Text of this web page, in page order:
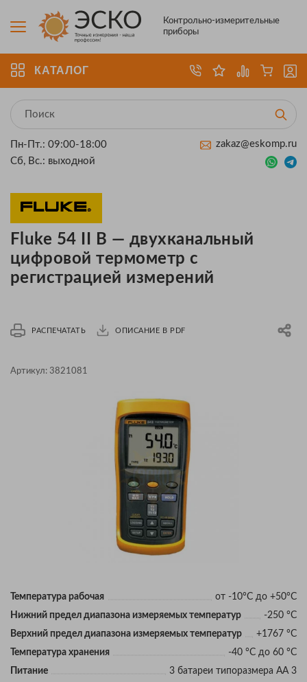
Контрольно-измерительные
приборы
КАТАЛОГ
Пн-Пт.: 09:00-18:00
Сб, Вс.: выходной
zakaz@eskomp.ru
Fluke 54 II B — двухканальный
цифровой термометр с
регистрацией измерений
РАСПЕЧАТАТЬ ОПИСАНИЕ В PDF
Артикул: 3821081
Температура рабочая
от -10°С до +50°С
Нижний предел диапазона измеряемых температур
-250 °C
Верхний предел диапазона измеряемых температур
+1767 °C
Температура хранения
-40 °C до 60 °C
Питание
3 батареи типоразмера АА 3